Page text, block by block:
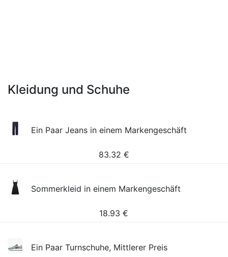
Kleidung und Schuhe
Ein Paar Jeans in einem Markengeschäft
83.32 €
Sommerkleid in einem Markengeschäft
18.93 €
Ein Paar Turnschuhe, Mittlerer Preis